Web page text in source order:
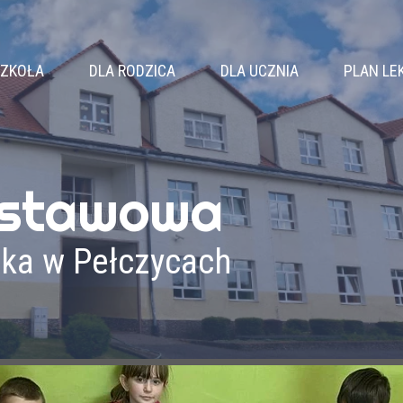
SZKOŁY
KLASY
PEDAGOG
LOGOPEDA
PSYCHOLOG
OSIĄGNIĘCIA
PODRĘCZNIKI
PROJEKTY
DLA RODZICA
RADA RODZICÓW
KALENDARZ ROKU
ZEBRANIA
DZWONKI
ŚWIETLICA
KOMUNIKATY
REKRUTACJA
WYPRAWKA PIERWSZOKLASISTY
DRUKI DO POBRANIA
DLA UCZNIA
SAMORZĄD
KOŁA ZAINTERESOWAŃ
ZAJĘCIA SPORTOWE
ZAJĘCIA WYRÓWNAWCZE
BIBLIOTEKA
PLAN
w Pełczycach